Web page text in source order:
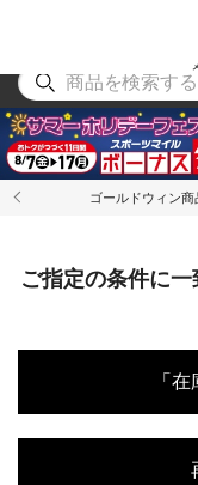
ア
ゴールドウィン
ご指定の条件に
「